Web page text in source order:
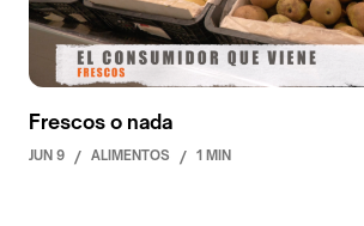
Frescos o nada
JUN 9 / ALIMENTOS / 1 MIN